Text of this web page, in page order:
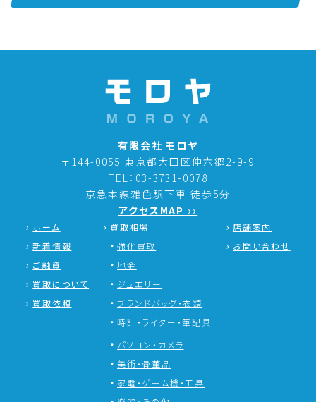
有限会社 モロヤ
〒144-0055 東京都大田区仲六郷2-9-9
TEL：03-3731-0078
京急本線雑色駅下車 徒歩5分
アクセスMAP ››
ホーム
新着情報
ご融資
買取について
買取依頼
買取相場
強化買取
地金
ジュエリー
ブランドバッグ・衣類
時計・ライター・筆記具
パソコン・カメラ
美術・骨董品
家電・ゲーム機・工具
店舗案内
お問い合わせ